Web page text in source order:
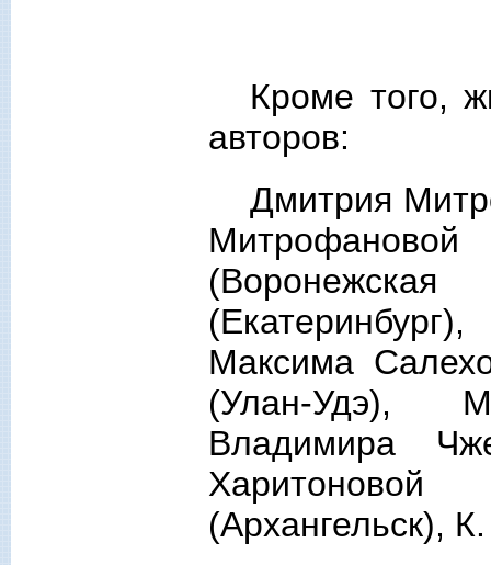
Кроме того,
авторов:
Дмитрия
Максима
(Улан-Удэ),
Владимира
(Архангельск),